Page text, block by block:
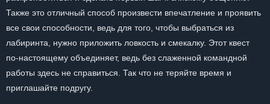
Также это отличный способ произвести впечатление и проявить
все свои способности, ведь для того, чтобы выбраться из
лабиринта, нужно приложить ловкость и смекалку. Этот квест
по-настоящему объединяет, ведь без слаженной командной
работы здесь не справиться. Так что не теряйте время и
приглашайте подругу.